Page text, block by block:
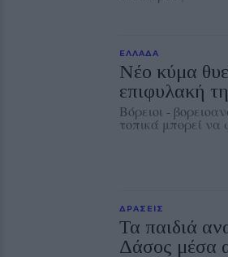
ΕΛΛΑΔΑ
Νέο κύμα
επιφυλακή
Βόρειοι -
τοπικά μπορεί
ΔΡΑΣΕΙΣ
Τα παιδιά
Δάσος μέσα